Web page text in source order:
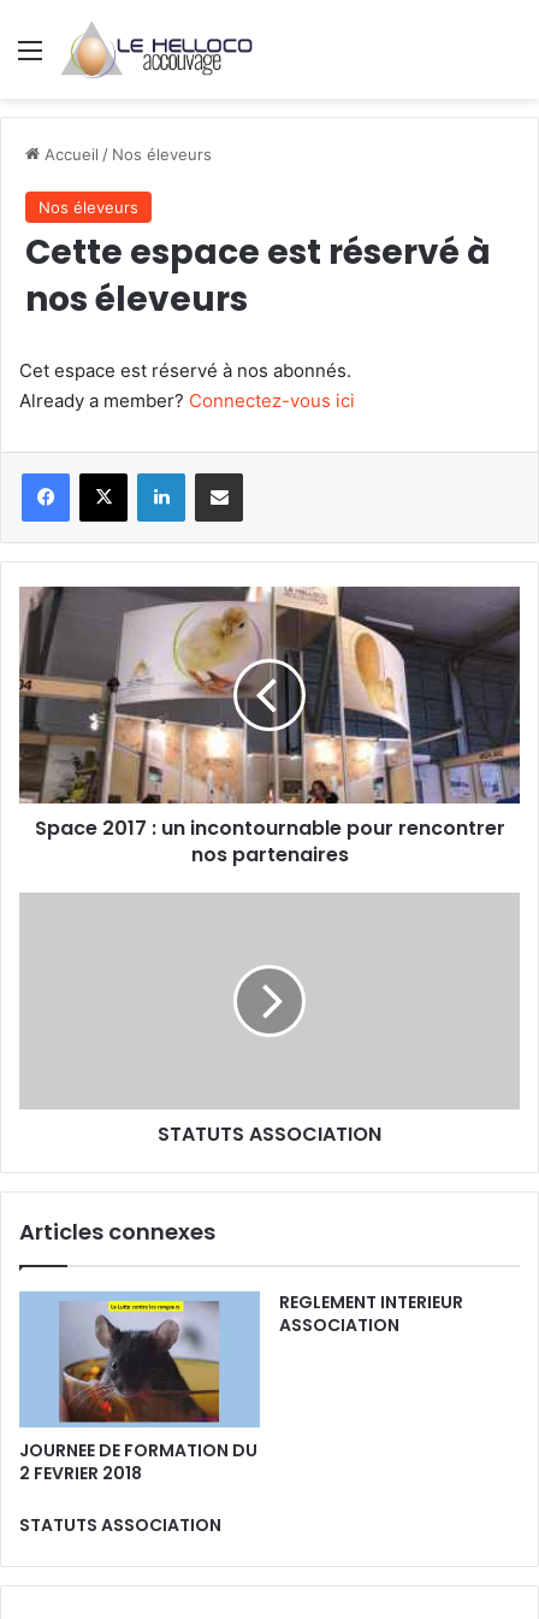
Menu
Accueil / Nos éleveurs
Nos éleveurs
Cette espace est réservé à
nos éleveurs
Cet espace est réservé à nos abonnés.
Already a member? Connectez-vous ici
LinkedinPartager par mail
Space
2017
:
un
incontournable
pour
rencontrer
nos
partenaires
Space 2017 : un incontournable pour rencontrer
nos partenaires
STATUTS ASSOCIATION
Articles connexes
JOURNEE DE FORMATION DU
2 FEVRIER 2018
REGLEMENT INTERIEUR
ASSOCIATION
STATUTS ASSOCIATION